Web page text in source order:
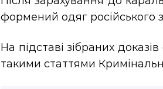
формений одяг російського
На підставі зібраних
такими статтями